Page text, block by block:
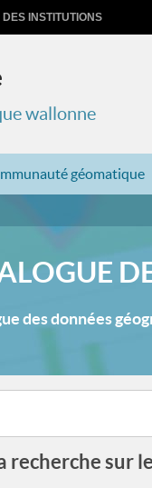
DES INSTITUTIONS
wallonne
géomatique
des données
recherche sur